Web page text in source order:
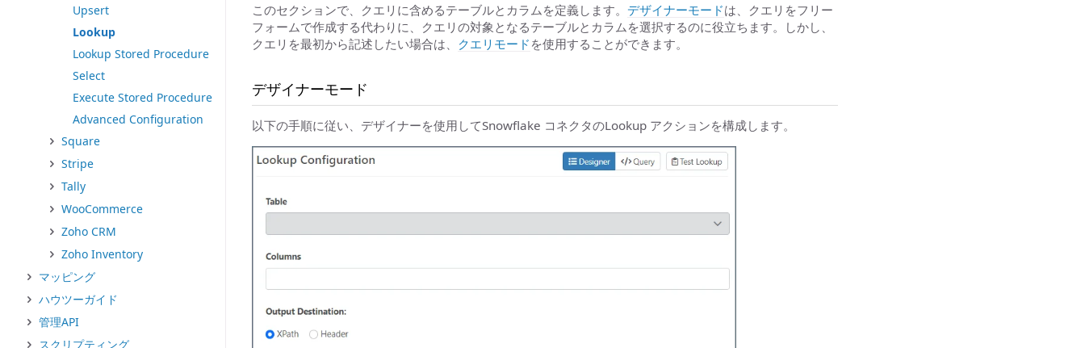
Upsert
Lookup
Lookup Stored Procedure
Select
Execute Stored Procedure
Advanced Configuration
Square
Stripe
Tally
WooCommerce
Zoho CRM
Zoho Inventory
マッピング
ハウツーガイド
管理API
スクリプティング
このセクションで、クエリに含めるテーブルとカラムを定義します。 デザイナーモードは、クエリをフリー
フォームで作成する代わりに、クエリの対象となるテーブルとカラムを選択するのに役立ちます。しかし、
クエリを最初から記述したい場合は、 クエリモード を使用することができます。
デザイナーモード
以下の手順に従い、デザイナーを使用してSnowflake コネクタのLookup アクションを構成します。